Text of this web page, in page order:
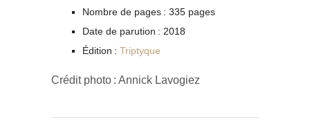
Nombre de pages : 335 pages
Date de parution : 2018
Édition : Triptyque
Crédit photo : Annick Lavogiez